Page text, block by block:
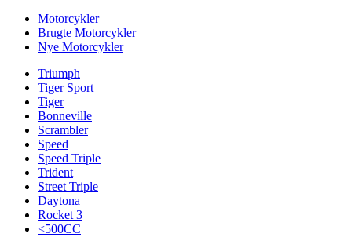
Motorcykler
Brugte Motorcykler
Nye Motorcykler
Triumph
Tiger Sport
Tiger
Bonneville
Scrambler
Speed
Speed Triple
Trident
Street Triple
Daytona
Rocket 3
<500CC